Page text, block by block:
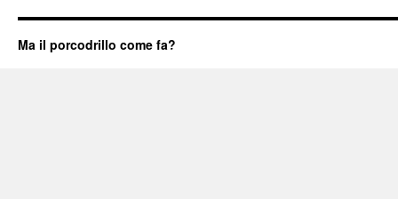
Ma il porcodrillo come fa?